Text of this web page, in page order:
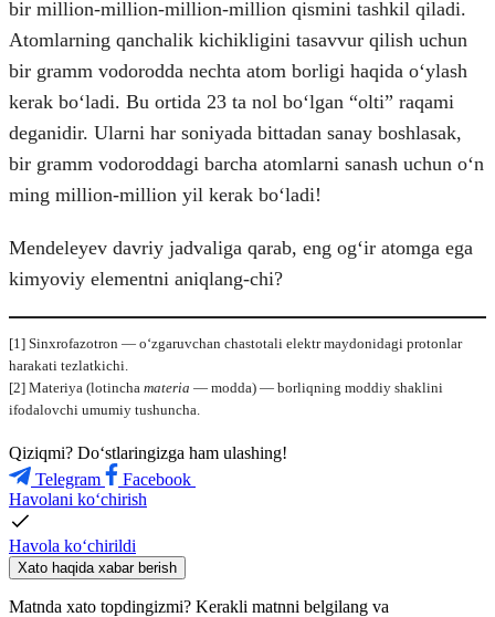
bir million-million-million-million qismini tashkil qiladi.
Atomlarning qanchalik kichikligini tasavvur qilish uchun
bir gramm vodorodda nechta atom borligi haqida oʻylash
kerak boʻladi. Bu ortida 23 ta nol boʻlgan “olti” raqami
deganidir. Ularni har soniyada bittadan sanay boshlasak,
bir gramm vodoroddagi barcha atomlarni sanash uchun oʻn
ming million-million yil kerak boʻladi!
Mendeleyev davriy jadvaliga qarab, eng ogʻir atomga ega
kimyoviy elementni aniqlang-chi?
[1] Sinxrofazotron — o‘zgaruvchan chastotali elektr maydonidagi protonlar
harakati tezlatkichi.
[2] Materiya (lotincha materia — modda) — borliqning moddiy shaklini
ifodalovchi umumiy tushuncha.
Qiziqmi? Doʻstlaringizga ham ulashing!
Telegram
Facebook
Havolani ko‘chirish
Havola ko‘chirildi
Xato haqida xabar berish
Matnda xato topdingizmi? Kerakli matnni belgilang va